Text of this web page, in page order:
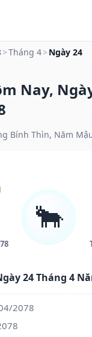
>Tháng 4> Ngày 24
Nay,
Bính Thìn, Năm
🐂
24 Tháng 4
2078